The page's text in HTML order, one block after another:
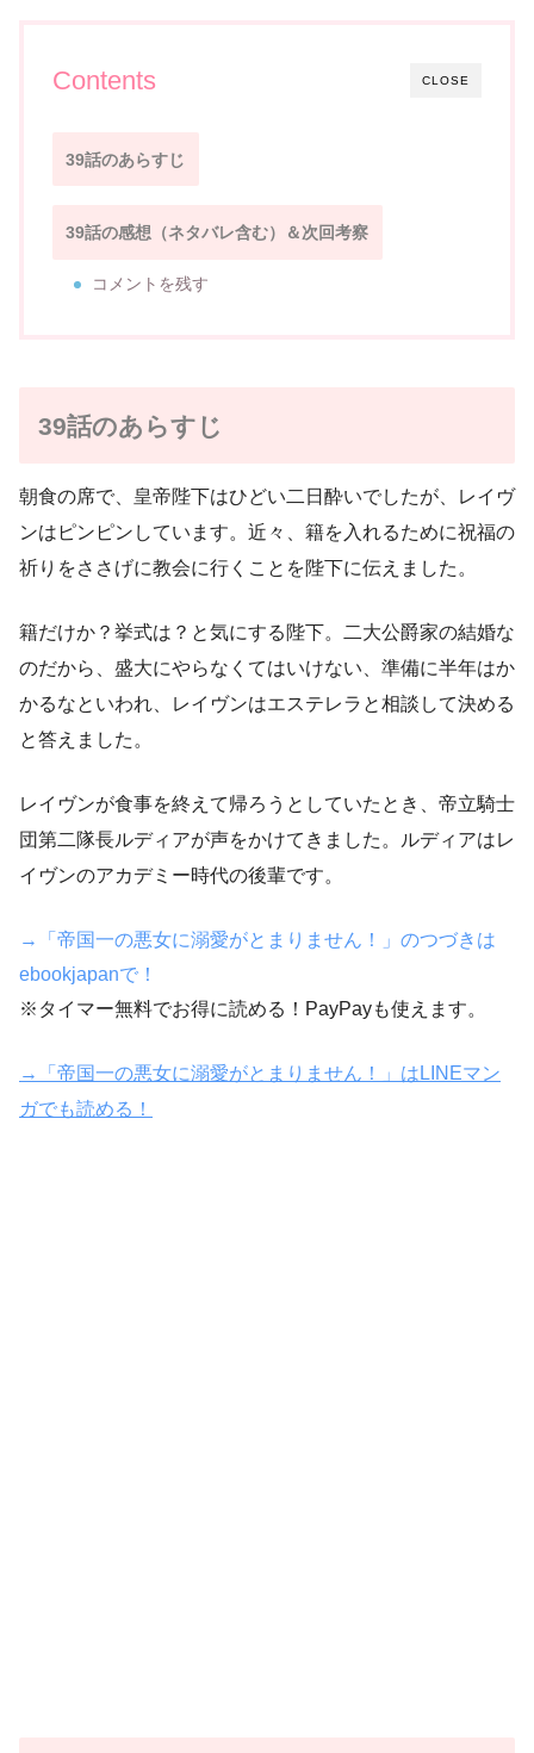
CLOSE
Contents
39話のあらすじ
39話の感想（ネタバレ含む）＆次回考察
コメントを残す
39話のあらすじ
朝食の席で、皇帝陛下はひどい二日酔いでしたが、レイヴ
ンはピンピンしています。近々、籍を入れるために祝福の
祈りをささげに教会に行くことを陛下に伝えました。
籍だけか？挙式は？と気にする陛下。二大公爵家の結婚な
のだから、盛大にやらなくてはいけない、準備に半年はか
かるなといわれ、レイヴンはエステレラと相談して決める
と答えました。
レイヴンが食事を終えて帰ろうとしていたとき、帝立騎士
団第二隊長ルディアが声をかけてきました。ルディアはレ
イヴンのアカデミー時代の後輩です。
→「帝国一の悪女に溺愛がとまりません！」のつづきは
ebookjapanで！
※タイマー無料でお得に読める！PayPayも使えます。
→「帝国一の悪女に溺愛がとまりません！」はLINEマン
ガでも読める！